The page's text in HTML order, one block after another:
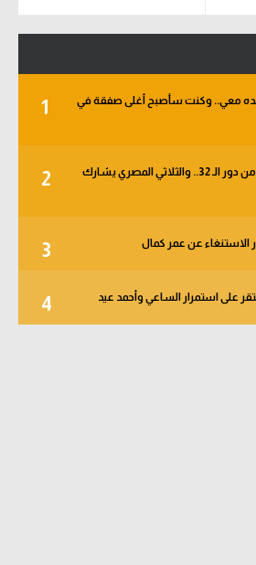
1
بوعده معي.. وكنت سأصبح أغلى صفقة في
2
خبر في الجول - الأهلي يبدأ من دور الـ 32.. والثلاثي المصري يشارك
3 الاستنغاء عن عمر كمال
4 على استمرار الساعي وأحمد عيد